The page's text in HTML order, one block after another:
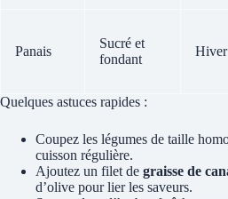
Panais
Sucré et
fondant
Hiver
Quelques astuces rapides :
Coupez les légumes de taille
cuisson régulière.
Ajoutez un filet de graisse de
d’olive pour lier les saveurs.